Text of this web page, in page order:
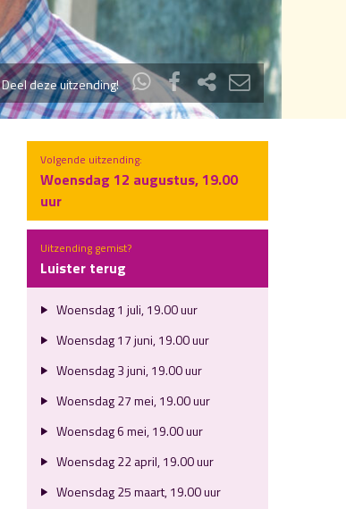
Deel deze uitzending!
Volgende uitzending:
Woensdag 12 augustus, 19.00
uur
Uitzending gemist?
Luister terug
Woensdag 1 juli, 19.00 uur
Woensdag 17 juni, 19.00 uur
Woensdag 3 juni, 19.00 uur
Woensdag 27 mei, 19.00 uur
Woensdag 6 mei, 19.00 uur
Woensdag 22 april, 19.00 uur
Woensdag 25 maart, 19.00 uur